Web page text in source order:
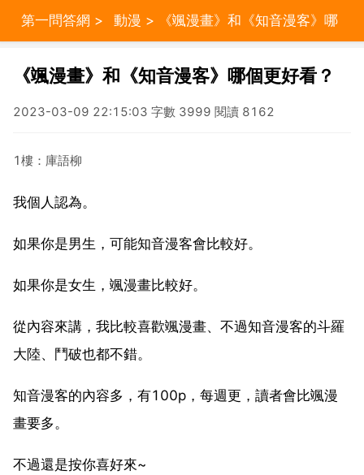
第一問答網 > 動漫 > 《颯漫畫》和《知音漫客》哪
個更好看？
《颯漫畫》和《知音漫客》哪個更好看？
2023-03-09 22:15:03 字數 3999 閱讀 8162
1樓：庫語柳
我個人認為。
如果你是男生，可能知音漫客會比較好。
如果你是女生，颯漫畫比較好。
從內容來講，我比較喜歡颯漫畫、不過知音漫客的斗羅
大陸、鬥破也都不錯。
知音漫客的內容多，有100p，每週更，讀者會比颯漫
畫要多。
不過還是按你喜好來~